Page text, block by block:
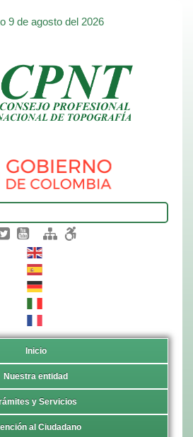
9 de agosto del 2026
Inicio
Nuestra entidad
y Servicios
al Ciudadano